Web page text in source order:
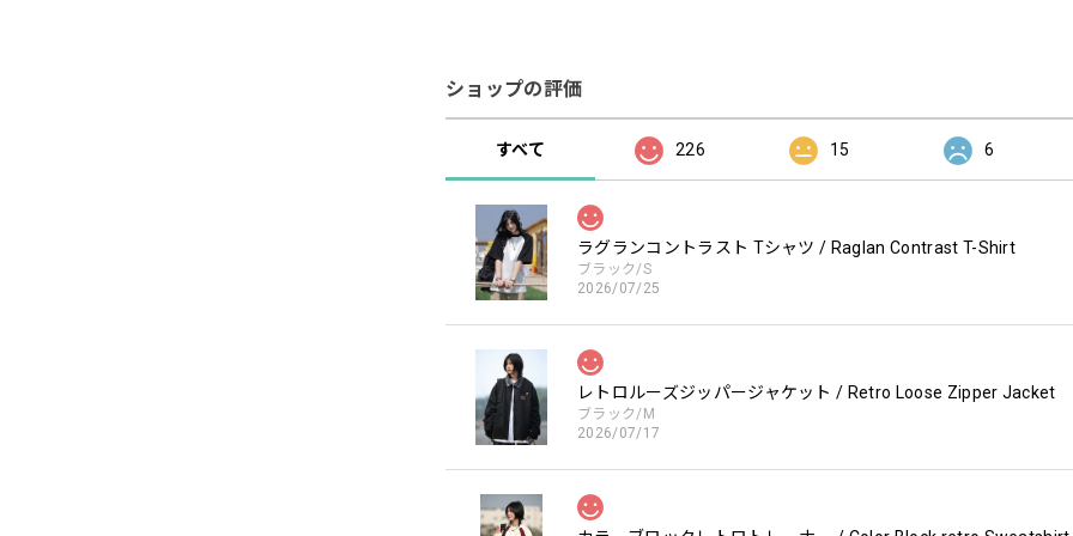
ショップの評価
すべて 226 15 6
ラグランコントラスト Tシャツ / Raglan Contrast T-Shirt
ブラック/S
2026/07/25
レトロルーズジッパージャケット / Retro Loose Zipper Jacket
ブラック/M
2026/07/17